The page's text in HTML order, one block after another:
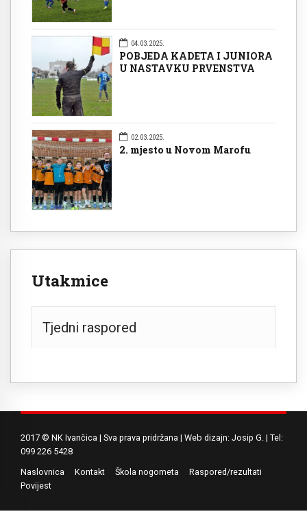
04.03.2025.
POBJEDA KADETA I JUNIORA
U NASTAVKU PRVENSTVA
02.03.2025.
2. mjesto u Novom Marofu
Utakmice
Tjedni raspored
2017 © NK Ivančica | Sva prava pridržana | Web dizajn: Josip G. | Tel:
099 226 5428
Naslovnica Kontakt Škola nogometa
Raspored/rezultati
Povijest